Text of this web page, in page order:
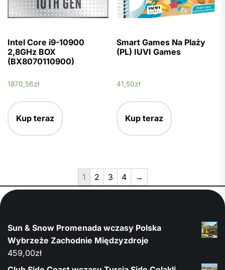
Intel Core i9-10900
2,8GHz BOX
(BX8070110900)
1870,56zł
Kup teraz
Smart Games Na Plaży
(PL) IUVI Games
41,50zł
Kup teraz
1 2 3 4 →
Sun & Snow Promenada wczasy Polska
Wybrzeże Zachodnie Międzyzdroje
459,00zł